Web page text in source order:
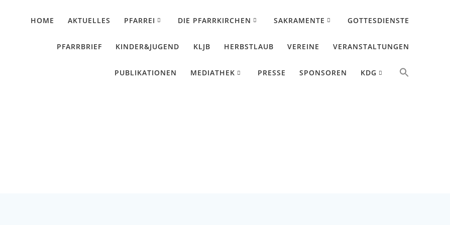
HOME AKTUELLES PFARREI DIE PFARRKIRCHEN SAKRAMENTE GOTTESDIENSTE
PFARRBRIEF KINDER&JUGEND KLJB HERBSTLAUB VEREINE VERANSTALTUNGEN
PUBLIKATIONEN MEDIATHEK PRESSE SPONSOREN KDG